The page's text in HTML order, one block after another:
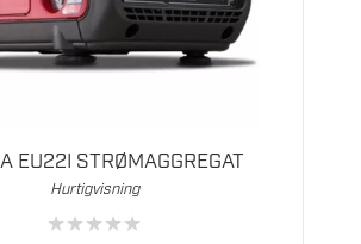
EU22I STRØMAGGREGAT
Hurtigvisning
★★★★★